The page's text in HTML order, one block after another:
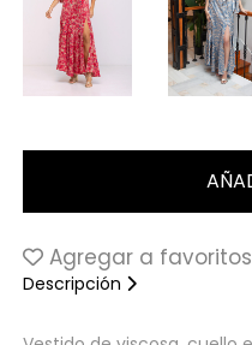
Agregar a favoritos
Descripción